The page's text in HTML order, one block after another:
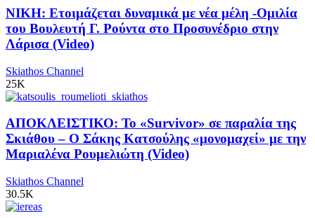
ΝΙΚΗ: Ετοιμάζεται δυναμικά με νέα μέλη -Ομιλία
του Βουλευτή Γ. Ρούντα στο Προσυνέδριο στην
Λάρισα (Video)
Skiathos Channel
25K
ΑΠΟΚΛΕΙΣΤΙΚΟ: Το «Survivor» σε παραλία της
Σκιάθου – Ο Σάκης Κατσούλης «μονομαχεί» με την
Μαριαλένα Ρουμελιώτη (Video)
Skiathos Channel
30.5K